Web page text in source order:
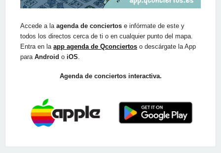
Accede a la agenda de conciertos e infórmate de este y
todos los directos cerca de ti o en cualquier punto del mapa.
Entra en la app agenda de Qconciertos o descárgate la App
para Android o iOS
Agenda de conciertos interactiva.